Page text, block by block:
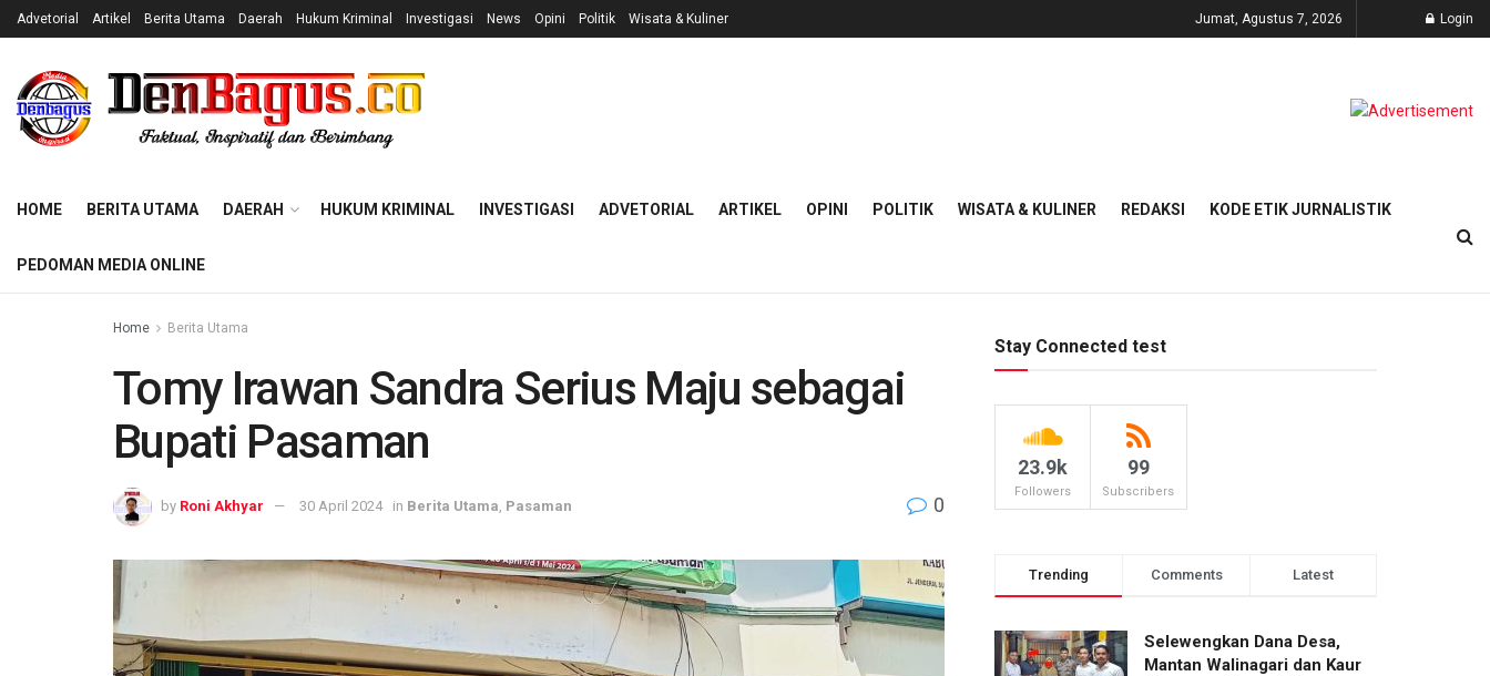
Advetorial Artikel Berita Utama Daerah Hukum Kriminal Investigasi News Opini Politik Wisata & Kuliner Jumat, Agustus 7, 2026 Login
HOME BERITA UTAMA DAERAH HUKUM KRIMINAL INVESTIGASI ADVETORIAL ARTIKEL OPINI POLITIK WISATA & KULINER REDAKSI KODE ETIK JURNALISTIK
PEDOMAN MEDIA ONLINE
Home Berita Utama
Tomy Irawan Sandra Serius Maju sebagai
Bupati Pasaman
by Roni Akhyar 30 April 2024 in Berita Utama Pasaman 0
Stay Connected test
23.9k
Followers
99
Subscribers
Trending Comments Latest
Selewengkan Dana Desa,
Mantan Walinagari dan Kaur